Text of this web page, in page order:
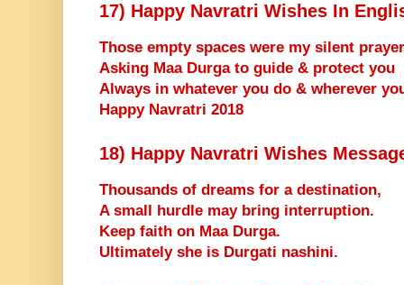
17) Happy Navratri Wishes In
Those empty spaces were my silent
Asking Maa Durga to guide & protect you
Always in whatever you do & wherever
Happy Navratri 2018
18) Happy Navratri Wishes
Thousands of dreams for a destination,
A small hurdle may bring interruption.
Keep faith on Maa Durga.
Ultimately she is Durgati nashini.